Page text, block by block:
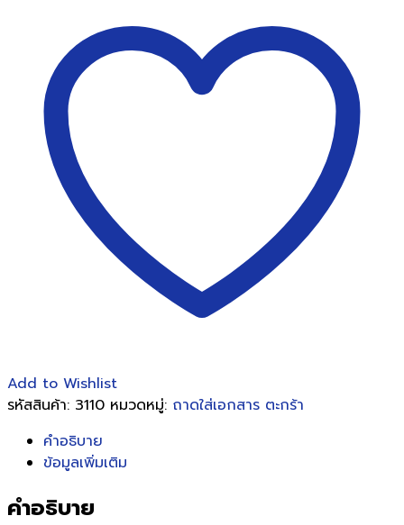
ออร์ก้า
Add to Wishlist
รหัสสินค้า: 3110 หมวดหมู่: ถาดใส่เอกสาร ตะกร้า
คำอธิบาย
ข้อมูลเพิ่มเติม
คำอธิบาย